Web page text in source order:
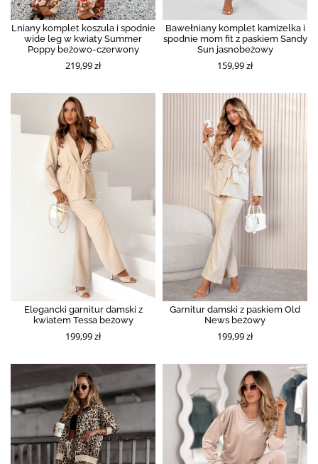
Lniany komplet koszula i spodnie
wide leg w kwiaty Summer
Poppy beżowo-czerwony
219,99 zł
Bawełniany komplet kamizelka i
spodnie mom fit z paskiem Sandy
Sun jasnobeżowy
159,99 zł
Elegancki garnitur damski z
kwiatem Tessa beżowy
199,99 zł
Garnitur damski z paskiem Old
News beżowy
199,99 zł